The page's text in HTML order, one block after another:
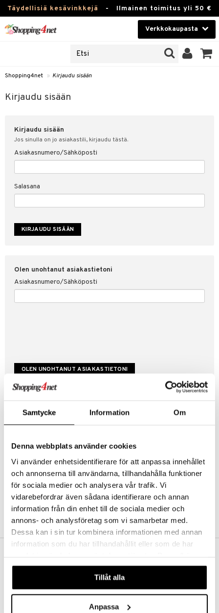
Samtycke Information Om
Denna webbplats använder cookies
Vi använder enhetsidentifierare för att anpassa innehållet
och annonserna till användarna, tillhandahålla funktioner
för sociala medier och analysera vår trafik. Vi
vidarebefordrar även sådana identifierare och annan
information från din enhet till de sociala medier och
annons- och analysföretag som vi samarbetar med.
Dessa kan i sin tur kombinera informationen med annan
information som du har tillhandahållit eller som de har
våra cookies vid fortsatt användande av vår webbplats.
Tillåt alla
Anpassa
Täydellisiä kesävinkkejä - Ilmainen toimitus yli 50 €
Verkkokaupasta
Piilolinssit
Luontaistuotteet
Fitness
Koti & Sisustus
Lelut, Lapsi & Vauva
Tuotemerkkejä
Shopping4net » Kirjaudu sisään
Kirjaudu sisään
Kirjaudu sisään
Jos sinulla on jo asiakastili, kirjaudu tästä.
Asiakasnumero/Sähköposti
Salasana
Olen unohtanut asiakastietoni
Asiakasnumero/Sähköposti
Luo uusi asiakas
Hyviä tarjouksia
Kestotilaus
Arvostele tuotteita
Toivelistat
LUO ASIAKAS
sisään
& vastauksia
myyntiehdot
suojaus
Aina maksuton vaihtoehto, huolimatta siitä ostatko yksittäisen
tuotteen tai koko tilauksellesi joka ylittää 50 €.
NOPEAT TOIMITUKSET
Ennen kello 13.00 tehdyt tilaukset lähetetään normaalisti samana